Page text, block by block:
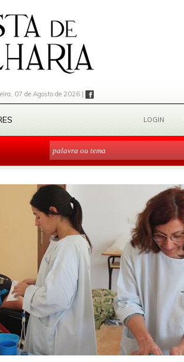
07 de Agosto de 2026 |
LOGIN